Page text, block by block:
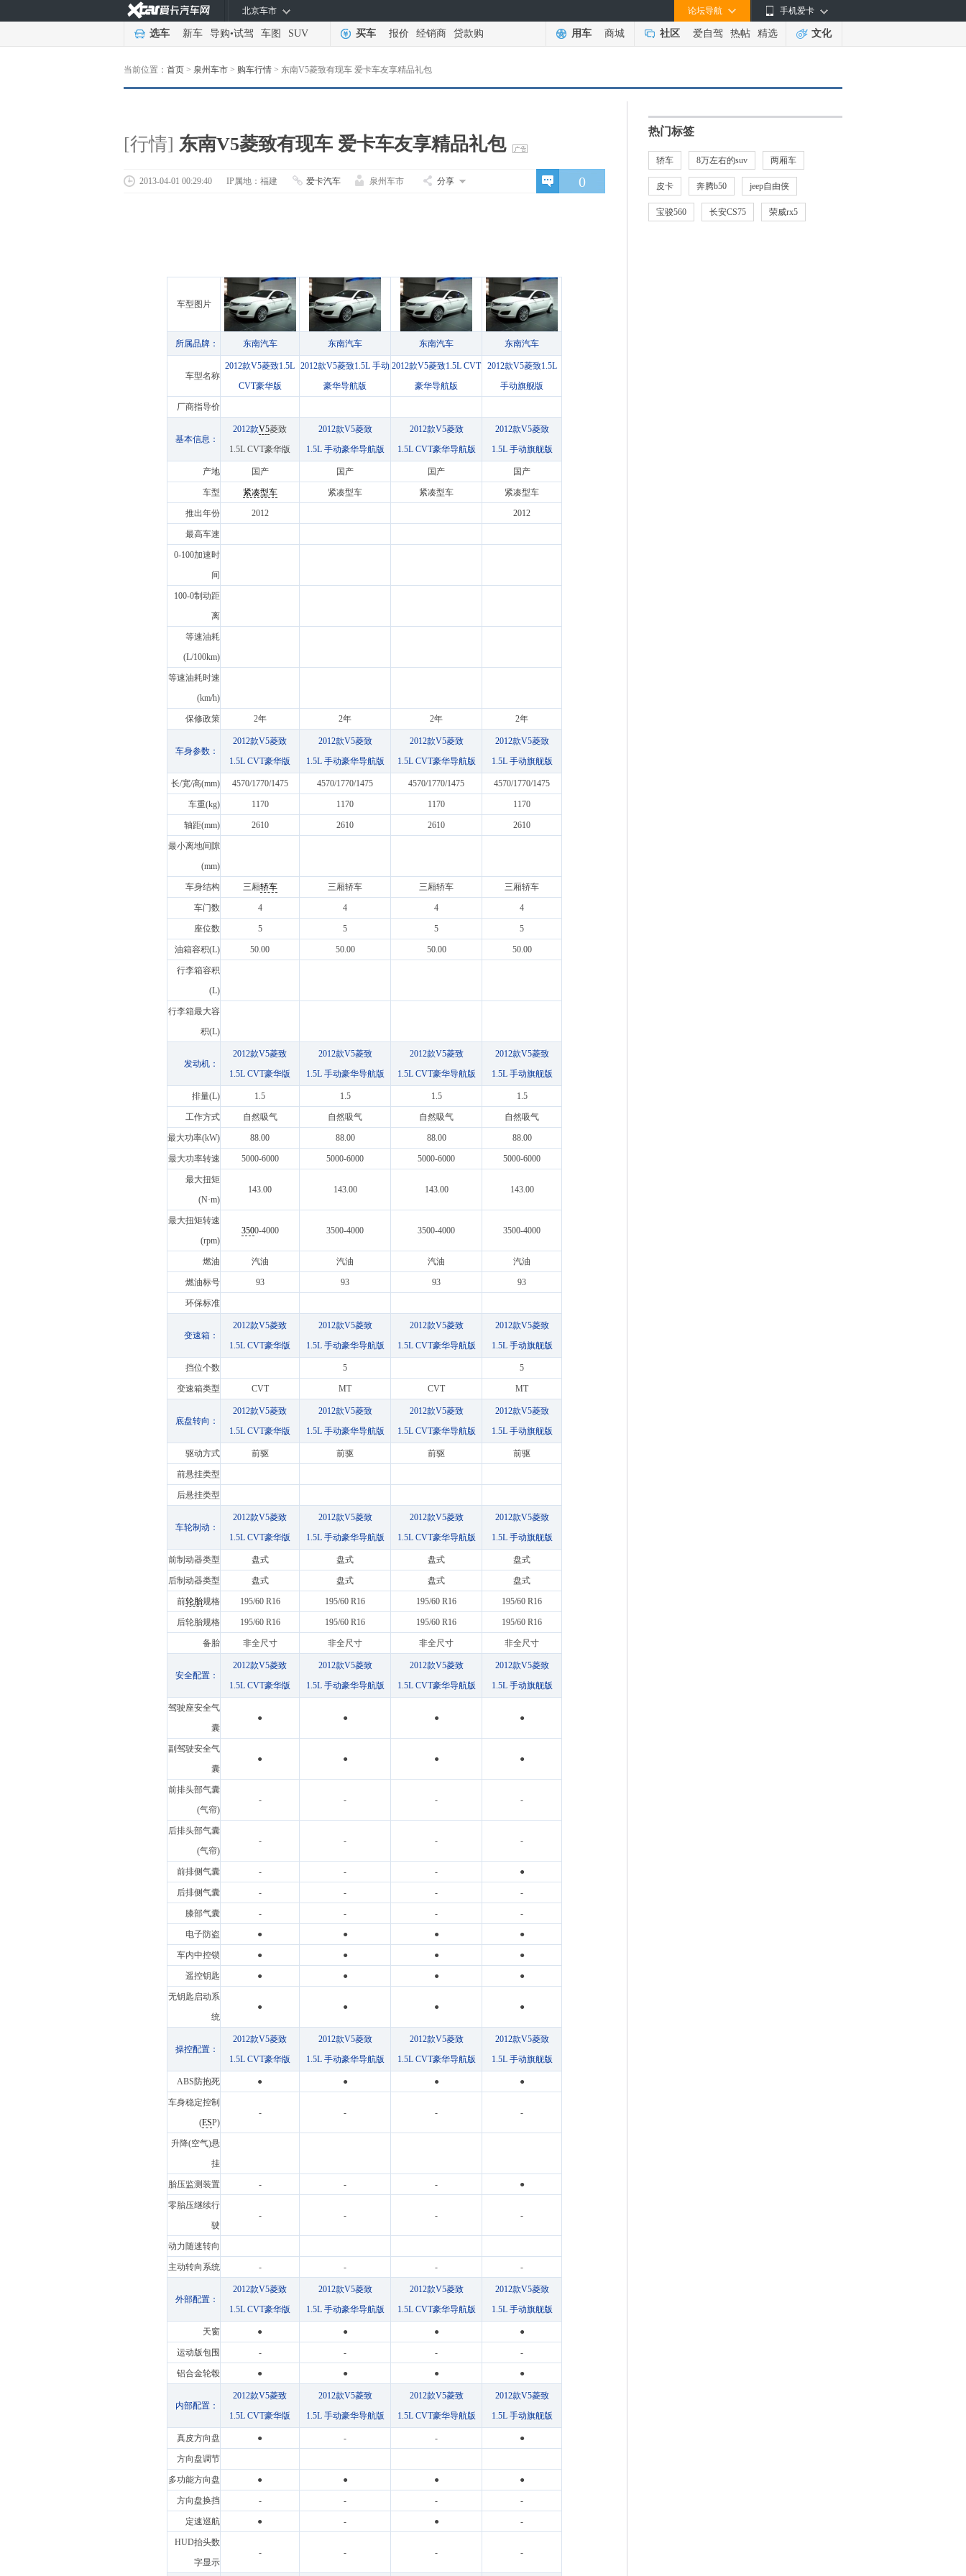
手机爱卡
论坛导航
北京车市
选车 新车 导购•试驾 车图 SUV 买车 报价 经销商 贷款购 用车 商城 社区 爱自驾 热帖 精选 文化
当前位置： 首页 > 泉州车市 > 购车行情 > 东南V5菱致有现车 爱卡车友享精品礼包
[行情] 东南V5菱致有现车 爱卡车友享精品礼包
0
2013-04-01 00:29:40 IP属地：福建 爱卡汽车 泉州车市 分享
车型图片
所属品牌： 东南汽车 东南汽车 东南汽车 东南汽车
车型名称
2012款V5菱致1.5L
CVT豪华版
2012款V5菱致1.5L 手动
豪华导航版
2012款V5菱致1.5L CVT
豪华导航版
2012款V5菱致1.5L
手动旗舰版
厂商指导价
基本信息：
2012款V5菱致
1.5L CVT豪华版
2012款V5菱致
1.5L 手动豪华导航版
2012款V5菱致
1.5L CVT豪华导航版
2012款V5菱致
1.5L 手动旗舰版
产地 国产 国产 国产 国产
车型 紧凑型车 紧凑型车 紧凑型车 紧凑型车
推出年份 2012 2012
最高车速
0-100加速时
间
100-0制动距
离
等速油耗
(L/100km)
等速油耗时速
(km/h)
保修政策 2年 2年 2年 2年
车身参数：
2012款V5菱致
1.5L CVT豪华版
2012款V5菱致
1.5L 手动豪华导航版
2012款V5菱致
1.5L CVT豪华导航版
2012款V5菱致
1.5L 手动旗舰版
长/宽/高(mm) 4570/1770/1475 4570/1770/1475 4570/1770/1475 4570/1770/1475
车重(kg) 1170 1170 1170 1170
轴距(mm) 2610 2610 2610 2610
最小离地间隙
(mm)
车身结构 三厢轿车 三厢轿车 三厢轿车 三厢轿车
车门数 4 4 4 4
座位数 5 5 5 5
油箱容积(L) 50.00 50.00 50.00 50.00
行李箱容积
(L)
行李箱最大容
积(L)
发动机：
2012款V5菱致
1.5L CVT豪华版
2012款V5菱致
1.5L 手动豪华导航版
2012款V5菱致
1.5L CVT豪华导航版
2012款V5菱致
1.5L 手动旗舰版
排量(L) 1.5 1.5 1.5 1.5
工作方式 自然吸气 自然吸气 自然吸气 自然吸气
最大功率(kW) 88.00 88.00 88.00 88.00
最大功率转速 5000-6000 5000-6000 5000-6000 5000-6000
最大扭矩
(N·m)
143.00 143.00 143.00 143.00
最大扭矩转速
(rpm)
3500-4000 3500-4000 3500-4000 3500-4000
燃油 汽油 汽油 汽油 汽油
燃油标号 93 93 93 93
环保标准
变速箱：
2012款V5菱致
1.5L CVT豪华版
2012款V5菱致
1.5L 手动豪华导航版
2012款V5菱致
1.5L CVT豪华导航版
2012款V5菱致
1.5L 手动旗舰版
挡位个数 5 5
变速箱类型 CVT MT CVT MT
底盘转向：
2012款V5菱致
1.5L CVT豪华版
2012款V5菱致
1.5L 手动豪华导航版
2012款V5菱致
1.5L CVT豪华导航版
2012款V5菱致
1.5L 手动旗舰版
驱动方式 前驱 前驱 前驱 前驱
前悬挂类型
后悬挂类型
车轮制动：
2012款V5菱致
1.5L CVT豪华版
2012款V5菱致
1.5L 手动豪华导航版
2012款V5菱致
1.5L CVT豪华导航版
2012款V5菱致
1.5L 手动旗舰版
前制动器类型 盘式 盘式 盘式 盘式
后制动器类型 盘式 盘式 盘式 盘式
前轮胎规格 195/60 R16 195/60 R16 195/60 R16 195/60 R16
后轮胎规格 195/60 R16 195/60 R16 195/60 R16 195/60 R16
备胎 非全尺寸 非全尺寸 非全尺寸 非全尺寸
安全配置：
2012款V5菱致
1.5L CVT豪华版
2012款V5菱致
1.5L 手动豪华导航版
2012款V5菱致
1.5L CVT豪华导航版
2012款V5菱致
1.5L 手动旗舰版
驾驶座安全气
囊
● ● ● ●
副驾驶安全气
囊
● ● ● ●
前排头部气囊
(气帘)
- - - -
后排头部气囊
(气帘)
- - - -
前排侧气囊 - - - ●
后排侧气囊 - - - -
膝部气囊 - - - -
电子防盗 ● ● ● ●
车内中控锁 ● ● ● ●
遥控钥匙 ● ● ● ●
无钥匙启动系
统
● ● ● ●
操控配置：
2012款V5菱致
1.5L CVT豪华版
2012款V5菱致
1.5L 手动豪华导航版
2012款V5菱致
1.5L CVT豪华导航版
2012款V5菱致
1.5L 手动旗舰版
ABS防抱死 ● ● ● ●
车身稳定控制
(ESP)
- - - -
升降(空气)悬
挂
胎压监测装置 - - - ●
零胎压继续行
驶
- - - -
动力随速转向
主动转向系统 - - - -
外部配置：
2012款V5菱致
1.5L CVT豪华版
2012款V5菱致
1.5L 手动豪华导航版
2012款V5菱致
1.5L CVT豪华导航版
2012款V5菱致
1.5L 手动旗舰版
天窗 ● ● ● ●
运动版包围 - - - -
铝合金轮毂 ● ● ● ●
内部配置：
2012款V5菱致
1.5L CVT豪华版
2012款V5菱致
1.5L 手动豪华导航版
2012款V5菱致
1.5L CVT豪华导航版
2012款V5菱致
1.5L 手动旗舰版
真皮方向盘 ● - - ●
方向盘调节
多功能方向盘 ● ● ● ●
方向盘换挡 - - - -
定速巡航 ● - ● -
HUD抬头数
字显示
- - - -
热门标签
轿车 8万左右的suv 两厢车
皮卡 奔腾b50 jeep自由侠
宝骏560 长安CS75 荣威rx5